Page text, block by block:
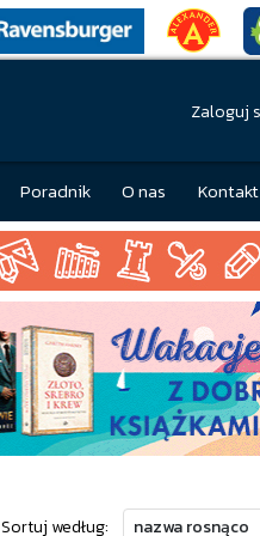
Zaloguj
Poradnik O nas Kontakt
Sortuj według: